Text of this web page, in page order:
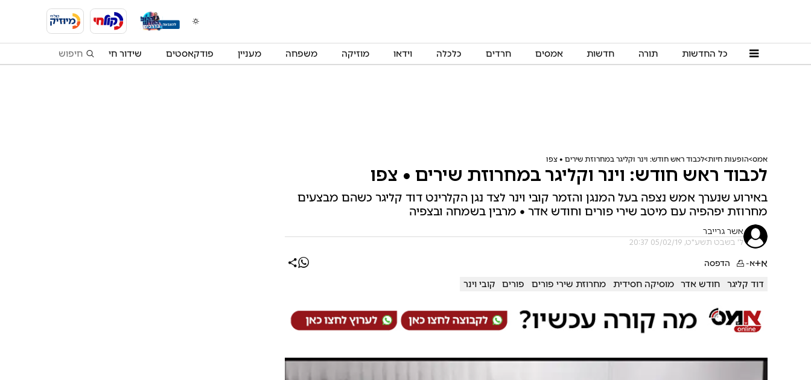
כל החדשות תורה חדשות אמסים חרדים כלכלה וידאו מוזיקה משפחה מעניין פודקאסטים שידור חי
אמס הופעות חיות לכבוד ראש חודש: וינר וקליגר במחרוזת שירים • צפו
לכבוד ראש חודש: וינר וקליגר במחרוזת שירים • צפו
באירוע שנערך אמש נצפה בעל המנגן והזמר קובי וינר לצד נגן הקלרינט דוד קליגר כשהם מבצעים
מחרוזת יפהפיה עם מיטב שירי פורים וחודש אדר • מרבין בשמחה ובצפיה
אשר גרייבר
ל' בשבט תשע"ט, 05/02/19 20:37
א+א- הדפסה
דוד קליגר חודש אדר מוסיקה חסידית מחרוזת שירי פורים פורים קובי וינר